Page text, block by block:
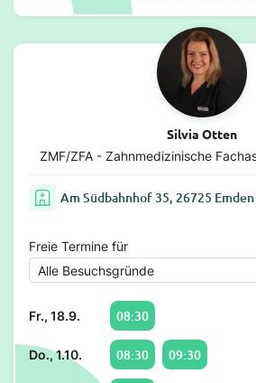
Silvia Otten
ZMF/ZFA - Zahnmedizinische
Am Südbahnhof 35, 26725 Emden
Freie Termine für
Fr., 18.9. 08:30
Do., 1.10. 08:30 09:30